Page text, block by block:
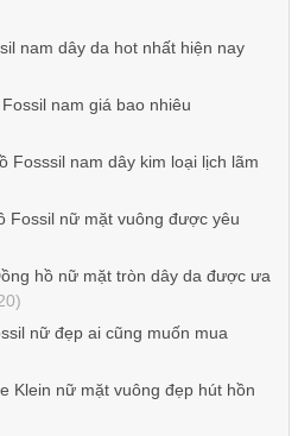
nam dây da hot nhất hiện nay
nam giá bao nhiêu
Fosssil nam dây kim loại lịch lãm
Fossil nữ mặt vuông được yêu
hồ nữ mặt tròn dây da được ưa
nữ đẹp ai cũng muốn mua
Klein nữ mặt vuông đẹp hút hồn